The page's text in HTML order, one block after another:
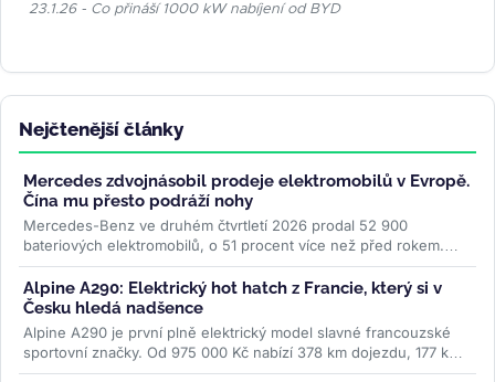
23.1.26 - Co přináší 1000 kW nabíjení od BYD
Nejčtenější články
Mercedes zdvojnásobil prodeje elektromobilů v Evropě.
Čína mu přesto podráží nohy
Mercedes-Benz ve druhém čtvrtletí 2026 prodal 52 900
bateriových elektromobilů, o 51 procent více než před rokem.
Evropa rostla o 87 procent...>>
Alpine A290: Elektrický hot hatch z Francie, který si v
Česku hledá nadšence
Alpine A290 je první plně elektrický model slavné francouzské
sportovní značky. Od 975 000 Kč nabízí 378 km dojezdu, 177 koní
a jízdní...>>